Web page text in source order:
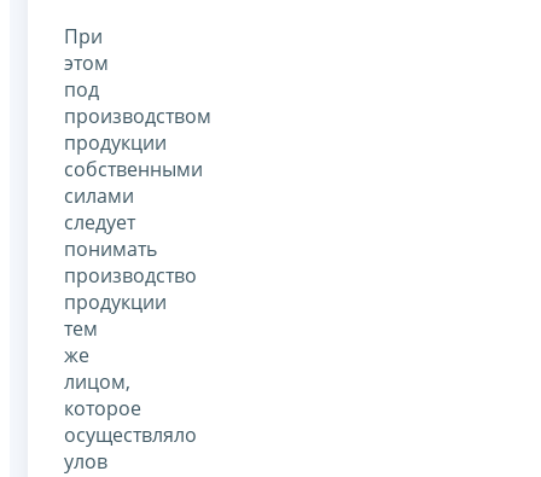
При
этом
под
производством
продукции
собственными
силами
следует
понимать
производство
продукции
тем
же
лицом,
которое
осуществляло
улов